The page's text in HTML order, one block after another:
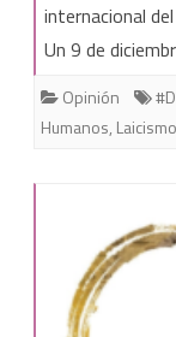
internacional
Un 9 de
Opinión
Humanos, Laicismo